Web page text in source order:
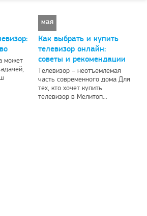
может
26
мая
Как выбрать и купить
телевизор онлайн:
советы и рекомендации
Телевизор – неотъемлемая
часть современного дома Для
тех, кто хочет купить
телевизор в Мелитоп...